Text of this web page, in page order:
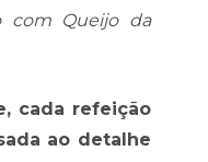
com Queijo da
cada refeição
ao detalhe